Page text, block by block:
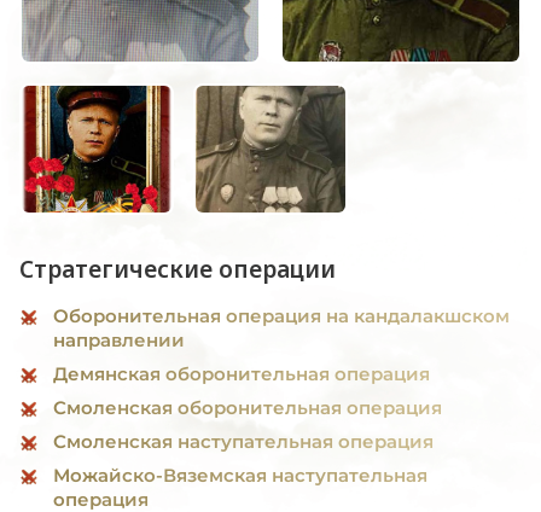
Стратегические операции
Оборонительная операция на кандалакшском
направлении
Демянская оборонительная операция
Смоленская оборонительная операция
Смоленская наступательная операция
Можайско-Вяземская наступательная
операция